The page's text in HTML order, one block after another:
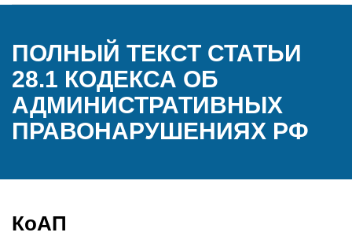
ПОЛНЫЙ ТЕКСТ СТАТЬИ
28.1 КОДЕКСА ОБ
АДМИНИСТРАТИВНЫХ
ПРАВОНАРУШЕНИЯХ РФ
КоАП